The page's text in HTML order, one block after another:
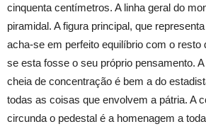
cinquenta centímetros. A linha geral do
piramidal. A figura principal, que
acha-se em perfeito equilíbrio com o
se esta fosse o seu próprio pensamento.
cheia de concentração é bem a do
todas as coisas que envolvem a pátria. A
circunda o pedestal é a homenagem a